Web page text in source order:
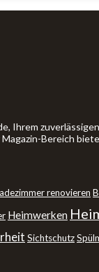
Ihrem
Bereich
renovieren
Heimwerken
Sichtschutz